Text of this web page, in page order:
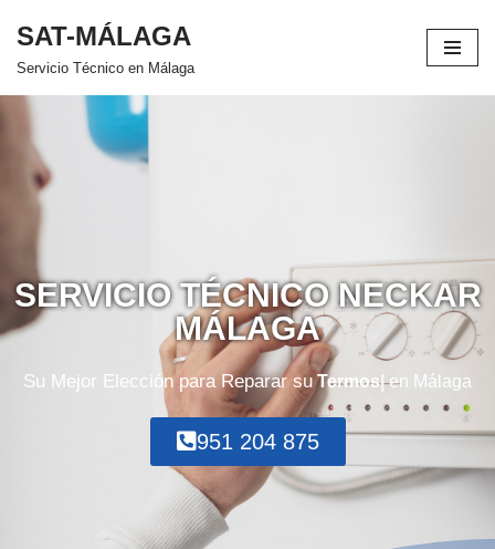
Saltar
SAT-MÁLAGA
Servicio Técnico en Málaga
SERVICIO TÉCNICO NECKAR
MÁLAGA
Su Mejor Elección para Reparar su Termos en Málaga
951 204 875